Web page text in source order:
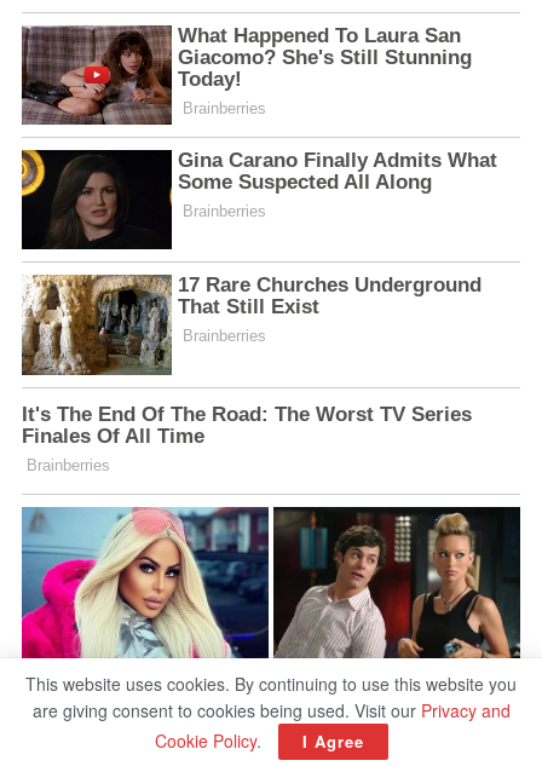
This website uses cookies. By continuing to use this website you
are giving consent to cookies being used. Visit our Privacy and
Cookie Policy. I Agree